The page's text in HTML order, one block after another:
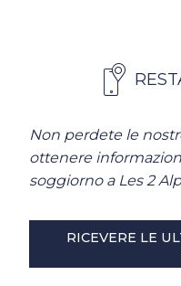
Non perdete le
ottenere
soggiorno a Les 2
RICEVERE LE